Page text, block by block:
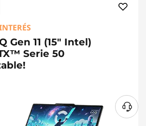
Gen 11 (15" Intel)
Serie 50